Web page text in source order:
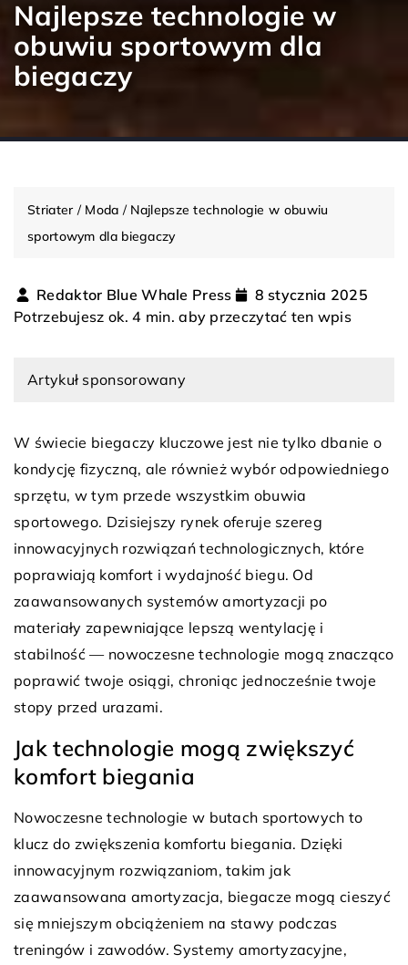
Najlepsze technologie w
obuwiu sportowym dla
biegaczy
Striater/ Moda / Najlepsze technologie w obuwiu
sportowym dla biegaczy
Redaktor Blue Whale Press
8 stycznia 2025
Potrzebujesz ok. 4 min. aby przeczytać ten wpis
Artykuł sponsorowany
W świecie biegaczy kluczowe jest nie tylko dbanie o
kondycję fizyczną, ale również wybór odpowiedniego
sprzętu, w tym przede wszystkim obuwia
sportowego. Dzisiejszy rynek oferuje szereg
innowacyjnych rozwiązań technologicznych, które
poprawiają komfort i wydajność biegu. Od
zaawansowanych systemów amortyzacji po
materiały zapewniające lepszą wentylację i
stabilność — nowoczesne technologie mogą znacząco
poprawić twoje osiągi, chroniąc jednocześnie twoje
stopy przed urazami.
Jak technologie mogą zwiększyć
komfort biegania
Nowoczesne technologie w butach sportowych to
klucz do zwiększenia komfortu biegania. Dzięki
innowacyjnym rozwiązaniom, takim jak
zaawansowana amortyzacja, biegacze mogą cieszyć
się mniejszym obciążeniem na stawy podczas
treningów i zawodów. Systemy amortyzacyjne,